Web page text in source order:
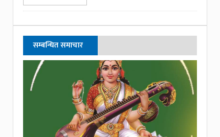
सम्बन्धित समाचार